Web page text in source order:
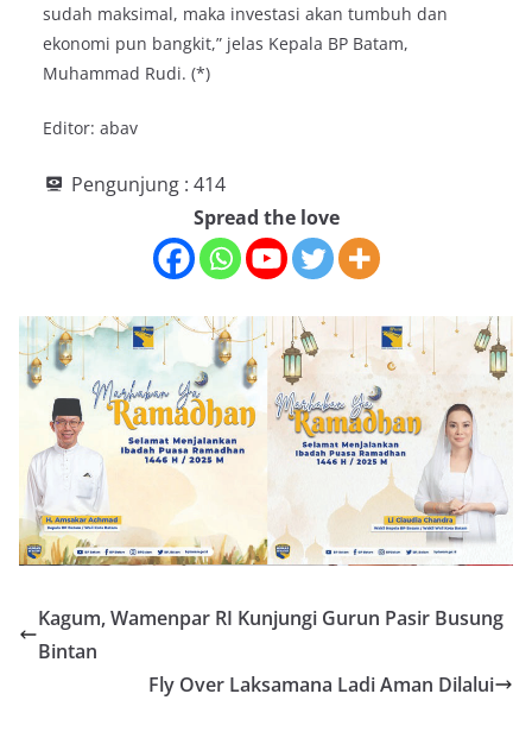
sudah maksimal, maka investasi akan tumbuh dan
ekonomi pun bangkit,” jelas Kepala BP Batam,
Muhammad Rudi. (*)
Editor: abav
Pengunjung : 414
Spread the love
Kagum, Wamenpar RI Kunjungi Gurun Pasir Busung
Bintan
Fly Over Laksamana Ladi Aman Dilalui